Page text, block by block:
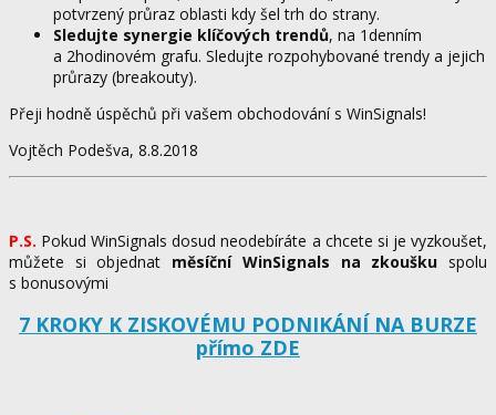
potvrzený průraz oblasti kdy šel trh do strany.
Sledujte synergie klíčových trendů, na 1denním
a 2hodinovém grafu. Sledujte rozpohybované trendy a jejich
průrazy (breakouty).
Přeji hodně úspěchů při vašem obchodování s WinSignals!
Vojtěch Podešva, 8.8.2018
P.S. Pokud WinSignals dosud neodebíráte a chcete si je vyzkoušet,
můžete si objednat měsíční WinSignals na zkoušku spolu
s bonusovými
7 KROKY K ZISKOVÉMU PODNIKÁNÍ NA BURZE
přímo ZDE